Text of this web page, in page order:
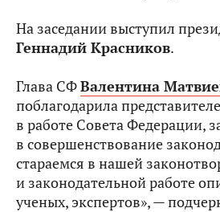
На заседании выступил
Геннадий Красников.
Глава СФВалентина
поблагодарила
в работе Совета Федерации,
в совершенствование
стараемся в нашей
и законодательной работе
ученых, экспертов», —